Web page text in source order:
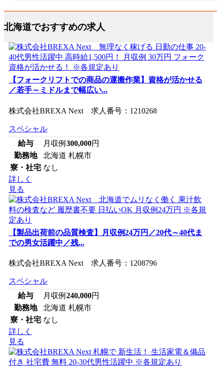
北海道でおすすめの求人
【フォークリフトでの商品の運搬作業】資格が活かせる
／若手～ミドルまで幅広い...
株式会社BREXA Next 求人番号：1210268
スペシャル
給与
月収例 300,000円
勤務地
北海道 札幌市
寮・社宅 なし
詳しく
見る
【製品出荷前の品質検査】月収例24万円／20代～40代ま
での男女活躍中／残...
株式会社BREXA Next 求人番号：1208796
スペシャル
給与
月収例 240,000円
勤務地
北海道 札幌市
寮・社宅 なし
詳しく
見る